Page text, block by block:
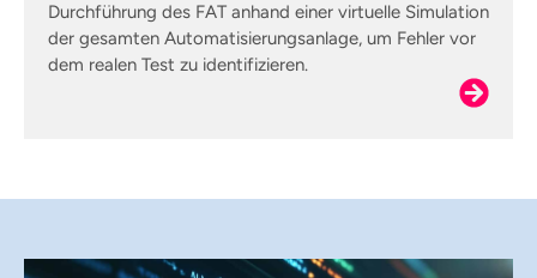
Durchführung des FAT anhand einer virtuelle Simulation
der gesamten Automatisierungsanlage, um Fehler vor
dem realen Test zu identifizieren.